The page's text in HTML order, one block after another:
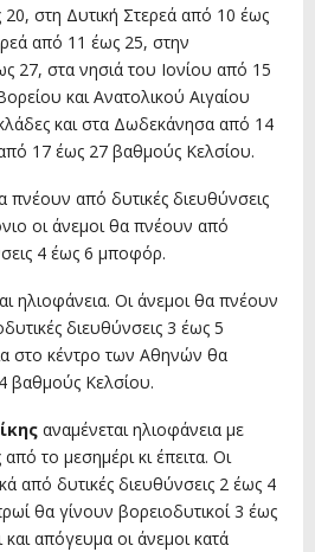
στη Δυτική Στερεά από 10 έως
από 11 έως 25, στην
27, στα νησιά του Ιονίου από 15
και Ανατολικού Αιγαίου
και στα Δωδεκάνησα από 14
17 έως 27 βαθμούς Κελσίου.
πνέουν από δυτικές διευθύνσεις
οι άνεμοι θα πνέουν από
4 έως 6 μποφόρ.
ηλιοφάνεια. Οι άνεμοι θα πνέουν
διευθύνσεις 3 έως 5
στο κέντρο των Αθηνών θα
βαθμούς Κελσίου.
αναμένεται ηλιοφάνεια με
το μεσημέρι κι έπειτα. Οι
από δυτικές διευθύνσεις 2 έως 4
θα γίνουν βορειοδυτικοί 3 έως
απόγευμα οι άνεμοι κατά